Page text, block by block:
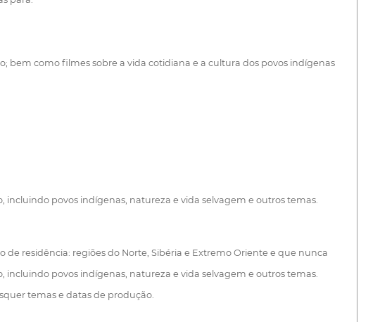
bem como filmes sobre a vida cotidiana e a cultura dos povos indígenas
povos indígenas, natureza e vida selvagem e outros temas.
de residência: regiões do Norte, Sibéria e Extremo Oriente e que nunca
povos indígenas, natureza e vida selvagem e outros temas.
temas e datas de produção.